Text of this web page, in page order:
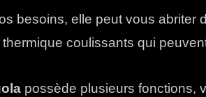
besoins, elle peut vous abriter
coulissants qui
possède plusieurs fonctions,